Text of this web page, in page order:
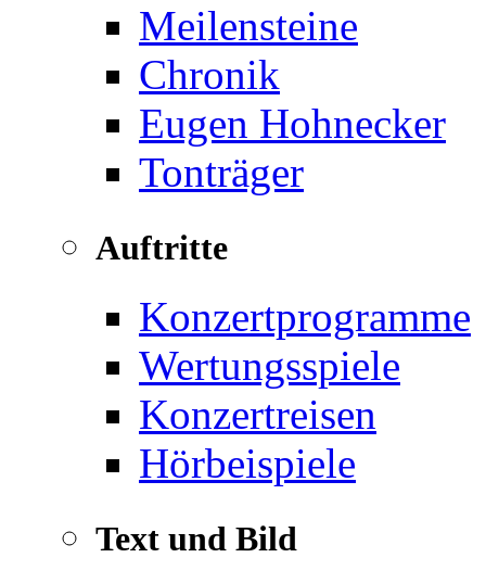
Meilensteine
Chronik
Eugen Hohnecker
Tonträger
Auftritte
Konzertprogramme
Wertungsspiele
Konzertreisen
Hörbeispiele
Text und Bild